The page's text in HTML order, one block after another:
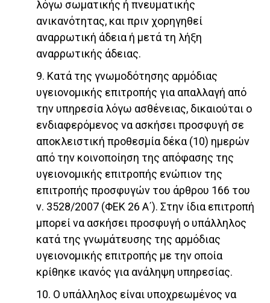
λόγω σωματικής ή πνευματικής
ανικανότητας, και πριν χορηγηθεί
αναρρωτική άδεια ή μετά τη λήξη
αναρρωτικής άδειας.
9. Κατά της γνωμοδότησης αρμόδιας
υγειονομικής επιτροπής για απαλλαγή από
την υπηρεσία λόγω ασθένειας, δικαιούται ο
ενδιαφερόμενος να ασκήσει προσφυγή σε
αποκλειστική προθεσμία δέκα (10) ημερών
από την κοινοποίηση της απόφασης της
υγειονομικής επιτροπής ενώπιον της
επιτροπής προσφυγών του άρθρου 166 του
ν. 3528/2007 (ΦΕΚ 26 Α΄). Στην ίδια επιτροπή
μπορεί να ασκήσει προσφυγή ο υπάλληλος
κατά της γνωμάτευσης της αρμόδιας
υγειονομικής επιτροπής με την οποία
κρίθηκε ικανός για ανάληψη υπηρεσίας.
10. Ο υπάλληλος είναι υποχρεωμένος να